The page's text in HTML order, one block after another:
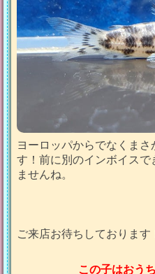
ヨーロッパからでなくま
す！前に別のインボイス
ませんね。
ご来店お待ちしております
この子はおう